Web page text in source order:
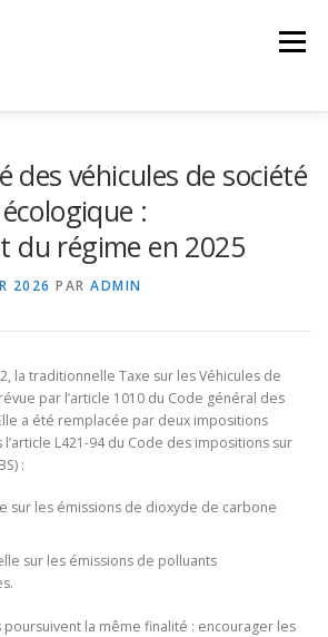
Menu
VEILLES JURIDIQUES CONTACT
des véhicules de société
:
du régime en 2025
2026 PAR ADMIN
la traditionnelle Taxe sur les Véhicules de
par l’article 1010 du Code général des
a été remplacée par deux impositions
L421-94 du Code des impositions sur
:
sur les émissions de dioxyde de carbone
sur les émissions de polluants
la même finalité : encourager les